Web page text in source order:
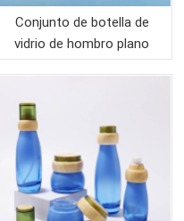
Conjunto de botella de
vidrio de hombro plano
azul degradado de alta